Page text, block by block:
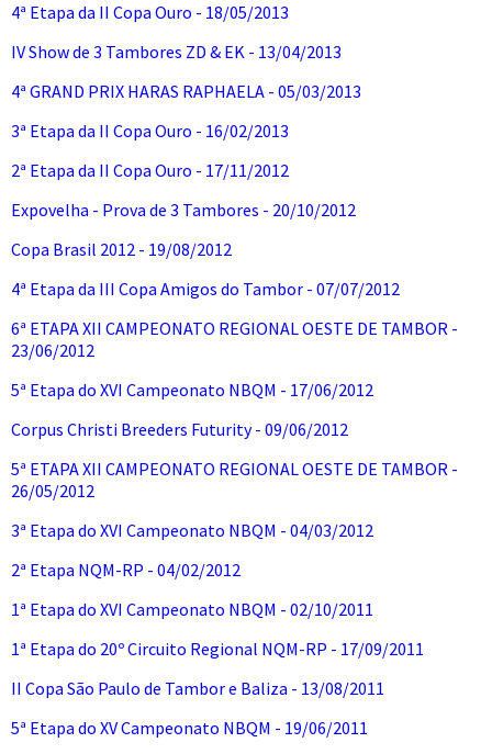
4ª Etapa da II Copa Ouro - 18/05/2013
IV Show de 3 Tambores ZD & EK - 13/04/2013
4ª GRAND PRIX HARAS RAPHAELA - 05/03/2013
3ª Etapa da II Copa Ouro - 16/02/2013
2ª Etapa da II Copa Ouro - 17/11/2012
Expovelha - Prova de 3 Tambores - 20/10/2012
Copa Brasil 2012 - 19/08/2012
4ª Etapa da III Copa Amigos do Tambor - 07/07/2012
6ª ETAPA XII CAMPEONATO REGIONAL OESTE DE TAMBOR -
23/06/2012
5ª Etapa do XVI Campeonato NBQM - 17/06/2012
Corpus Christi Breeders Futurity - 09/06/2012
5ª ETAPA XII CAMPEONATO REGIONAL OESTE DE TAMBOR -
26/05/2012
3ª Etapa do XVI Campeonato NBQM - 04/03/2012
2ª Etapa NQM-RP - 04/02/2012
1ª Etapa do XVI Campeonato NBQM - 02/10/2011
1ª Etapa do 20º Circuito Regional NQM-RP - 17/09/2011
II Copa São Paulo de Tambor e Baliza - 13/08/2011
5ª Etapa do XV Campeonato NBQM - 19/06/2011